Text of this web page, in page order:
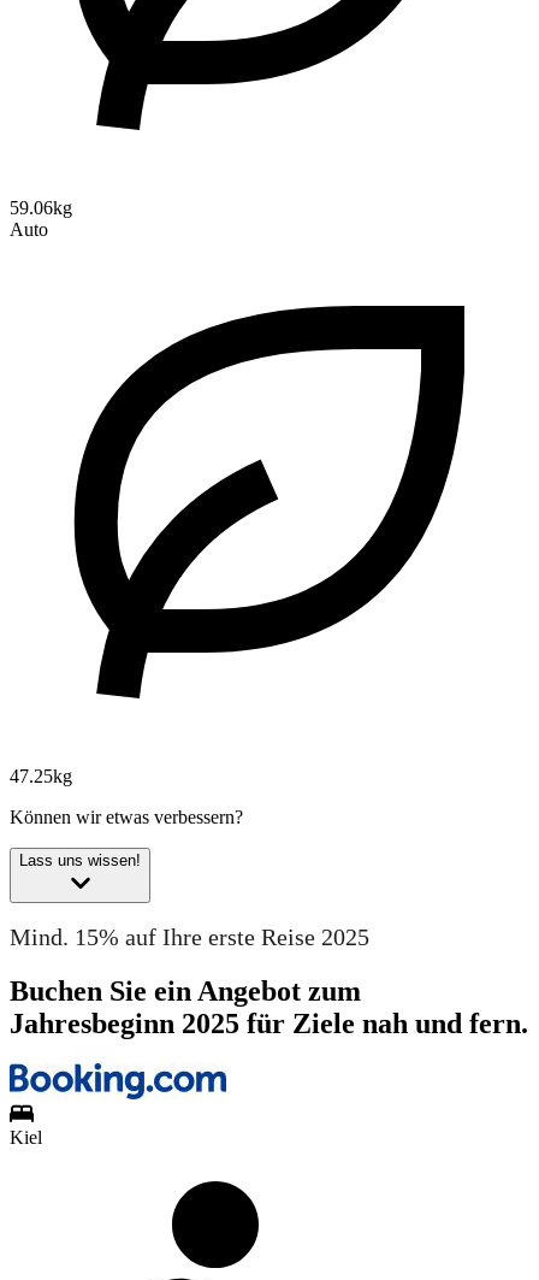
59.06kg
Auto
47.25kg
Können wir etwas verbessern?
Lass uns wissen!
Mind. 15% auf Ihre erste Reise 2025
Buchen Sie ein Angebot zum
Jahresbeginn 2025 für Ziele nah und fern.
Kiel